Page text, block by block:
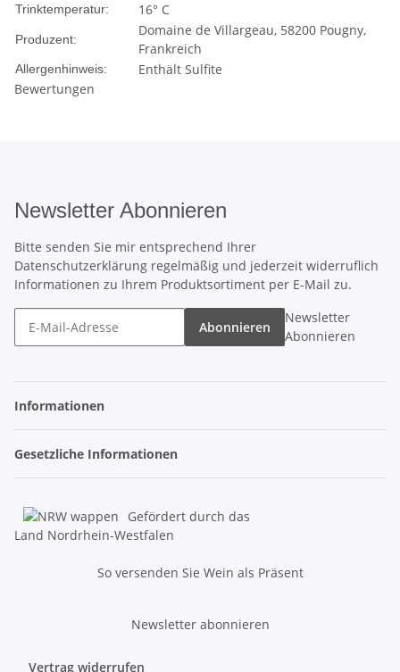
Trinktemperatur: 16° C
Produzent:
Domaine de Villargeau, 58200 Pougny,
Frankreich
Allergenhinweis:
Enthält Sulfite
Bewertungen
Newsletter Abonnieren
Bitte senden Sie mir entsprechend Ihrer
Datenschutzerklärung regelmäßig und jederzeit widerruflich
Informationen zu Ihrem Produktsortiment per E-Mail zu.
Abonnieren
Newsletter
Abonnieren
Informationen
Gesetzliche Informationen
Gefördert durch das
Land Nordrhein-Westfalen
So versenden Sie Wein als Präsent
Newsletter abonnieren
Vertrag widerrufen